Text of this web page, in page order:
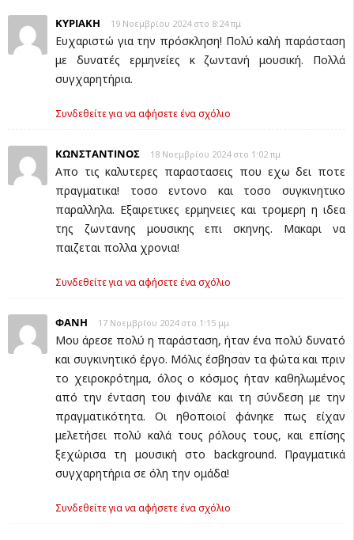
ΚΥΡΙΑΚΗ 19 Νοεμβρίου 2024 στο 8:24 πμ
Ευχαριστώ για την πρόσκληση! Πολύ καλή παράσταση
με δυνατές ερμηνείες κ ζωντανή μουσική. Πολλά
συγχαρητήρια.
Συνδεθείτε για να αφήσετε ένα σχόλιο
ΚΩΝΣΤΑΝΤΙΝΟΣ 18 Νοεμβρίου 2024 στο 1:02 πμ
Απο τις καλυτερες παραστασεις που εχω δει ποτε
πραγματικα! τοσο εντονο και τοσο συγκινητικο
παραλληλα. Εξαιρετικες ερμηνειες και τρομερη η ιδεα
της ζωντανης μουσικης επι σκηνης. Μακαρι να
παιζεται πολλα χρονια!
Συνδεθείτε για να αφήσετε ένα σχόλιο
ΦΑΝΗ 17 Νοεμβρίου 2024 στο 1:15 μμ
Μου άρεσε πολύ η παράσταση, ήταν ένα πολύ δυνατό
και συγκινητικό έργο. Μόλις έσβησαν τα φώτα και πριν
το χειροκρότημα, όλος ο κόσμος ήταν καθηλωμένος
από την ένταση του φινάλε και τη σύνδεση με την
πραγματικότητα. Οι ηθοποιοί φάνηκε πως είχαν
μελετήσει πολύ καλά τους ρόλους τους, και επίσης
ξεχώρισα τη μουσική στο background. Πραγματικά
συγχαρητήρια σε όλη την ομάδα!
Συνδεθείτε για να αφήσετε ένα σχόλιο